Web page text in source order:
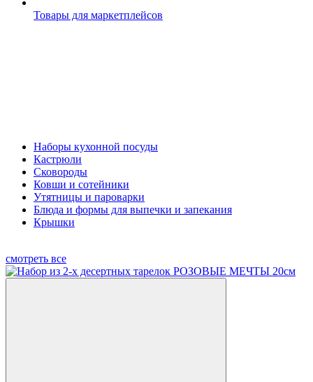
Товары для маркетплейсов
Наборы кухонной посуды
Кастрюли
Сковороды
Ковши и сотейники
Утятницы и пароварки
Блюда и формы для выпечки и запекания
Крышки
смотреть все